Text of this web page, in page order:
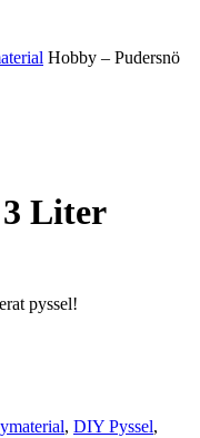
Hobby – Pudersnö
3 Liter
pyssel!
, DIY Pyssel,